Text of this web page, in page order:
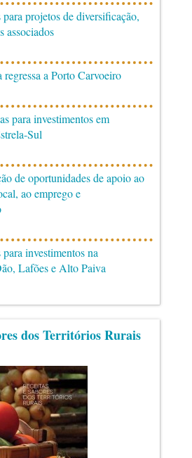
projetos de diversificação,
associados
a Porto Carvoeiro
para investimentos em
Sul
de oportunidades de apoio ao
ao emprego e
investimentos na
Lafões e Alto Paiva
dos Territórios Rurais